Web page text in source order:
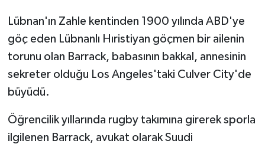
Lübnan'ın Zahle kentinden 1900 yılında ABD'ye
göç eden Lübnanlı Hıristiyan göçmen bir ailenin
torunu olan Barrack, babasının bakkal, annesinin
sekreter olduğu Los Angeles'taki Culver City'de
büyüdü.
Öğrencilik yıllarında rugby takımına girerek sporla
ilgilenen Barrack, avukat olarak Suudi